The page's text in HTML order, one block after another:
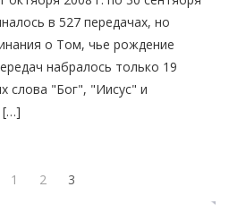
в 527 передачах, но
о Том, чье рождение
набралось только 19
слова "Бог", "Иисус" и
[…]
1 2 3